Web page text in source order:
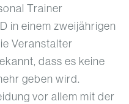
Trainer
in einem zweijährigen
Veranstalter
dass es keine
geben wird.
vor allem mit der